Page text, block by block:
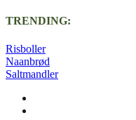
TRENDING:
Risboller
Naanbrød
Saltmandler